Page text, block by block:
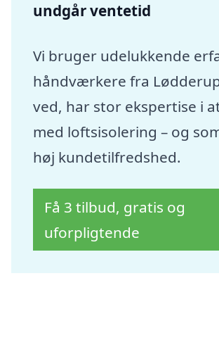
undgår ventetid
Vi bruger udelukkende
håndværkere fra
ved, har stor ekspertise i
med loftsisolering – og
høj kundetilfredshed.
Få 3 tilbud, gratis og
uforpligtende